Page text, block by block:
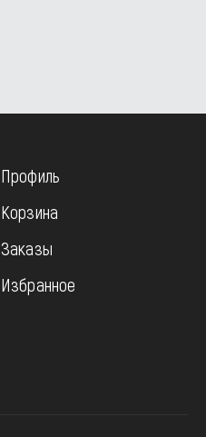
Профиль
Корзина
Заказы
Избранное